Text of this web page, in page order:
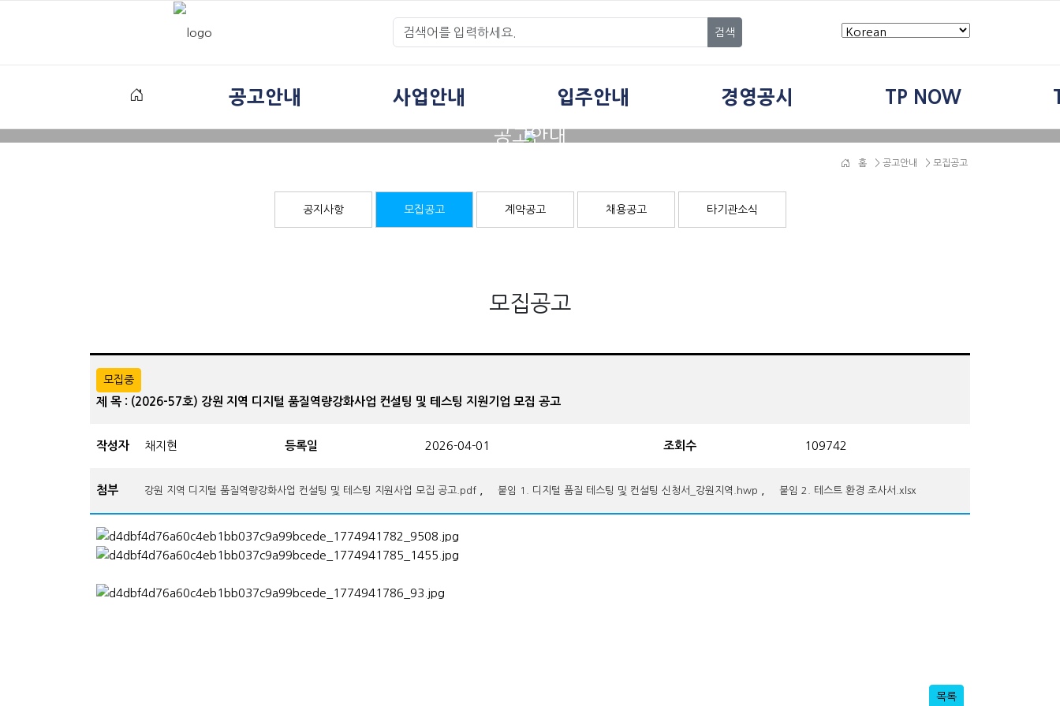
검색
공고안내 사업안내 입주안내 경영공시 TP NOW
공고안내
> 모집공고
> 공고안내
홈
공지사항 모집공고 계약공고 채용공고 타기관소식
모집공고
모집중
제 목 : (2026-57호) 강원 지역 디지털 품질역량강화사업 컨설팅 및 테스팅 지원기업 모집 공고
작성자 채지현 등록일 2026-04-01 조회수 109742
첨부 강원 지역 디지털 품질역량강화사업 컨설팅 및 테스팅 지원사업 모집 공고.pdf 붙임 1. 디지털 품질 테스팅 및 컨설팅 신청서_강원지역.hwp 붙임 2. 테스트 환경 조사서.xlsx
목록